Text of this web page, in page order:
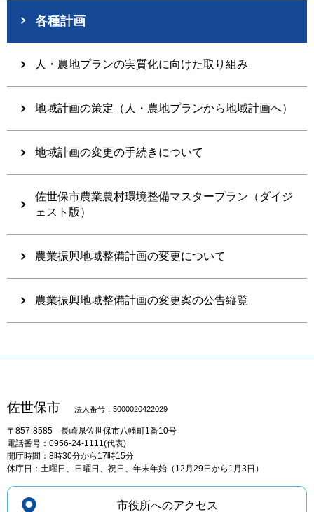
各種計画
人・農地プランの実質化に向けた取り組み
地域計画の策定（人・農地プランから地域計画へ）
地域計画の変更の手続きについて
佐世保市農業農村環境整備マスタープラン（ダイジ
ェスト版）
農業振興地域整備計画の変更について
農業振興地域整備計画の変更案の公告縦覧
佐世保市 法人番号：5000020422029
〒857-8585 長崎県佐世保市八幡町1番10号
電話番号：0956-24-1111(代表)
開庁時間：8時30分から17時15分
休庁日：土曜日、日曜日、祝日、年末年始（12月29日から1月3日）
市役所へのアクセス